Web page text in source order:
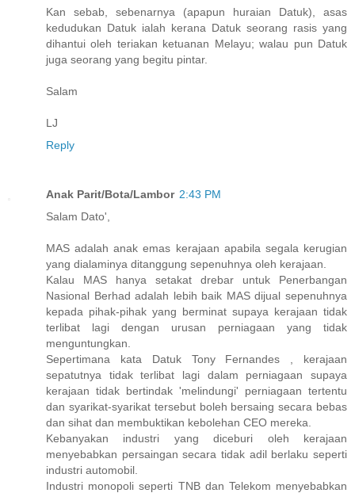
Kan sebab, sebenarnya (apapun huraian Datuk), asas
kedudukan Datuk ialah kerana Datuk seorang rasis yang
dihantui oleh teriakan ketuanan Melayu; walau pun Datuk
juga seorang yang begitu pintar.
Salam
LJ
Reply
Anak Parit/Bota/Lambor 2:43 PM
Salam Dato',
MAS adalah anak emas kerajaan apabila segala kerugian
yang dialaminya ditanggung sepenuhnya oleh kerajaan.
Kalau MAS hanya setakat drebar untuk Penerbangan
Nasional Berhad adalah lebih baik MAS dijual sepenuhnya
kepada pihak-pihak yang berminat supaya kerajaan tidak
terlibat lagi dengan urusan perniagaan yang tidak
menguntungkan.
Sepertimana kata Datuk Tony Fernandes , kerajaan
sepatutnya tidak terlibat lagi dalam perniagaan supaya
kerajaan tidak bertindak 'melindungi' perniagaan tertentu
dan syarikat-syarikat tersebut boleh bersaing secara bebas
dan sihat dan membuktikan kebolehan CEO mereka.
Kebanyakan industri yang diceburi oleh kerajaan
menyebabkan persaingan secara tidak adil berlaku seperti
industri automobil.
Industri monopoli seperti TNB dan Telekom menyebabkan